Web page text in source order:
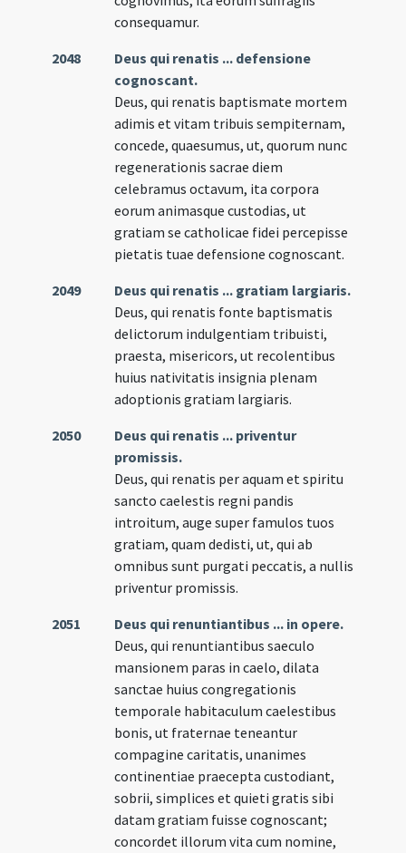
consequamur.
2048
Deus qui renatis ... defensione
cognoscant.
Deus, qui renatis baptismate mortem
adimis et vitam tribuis sempiternam,
concede, quaesumus, ut, quorum nunc
regenerationis sacrae diem
celebramus octavum, ita corpora
eorum animasque custodias, ut
gratiam se catholicae fidei percepisse
pietatis tuae defensione cognoscant.
2049
Deus qui renatis ... gratiam largiaris.
Deus, qui renatis fonte baptismatis
delictorum indulgentiam tribuisti,
praesta, misericors, ut recolentibus
huius nativitatis insignia plenam
adoptionis gratiam largiaris.
2050
Deus qui renatis ... priventur
promissis.
Deus, qui renatis per aquam et spiritu
sancto caelestis regni pandis
introitum, auge super famulos tuos
gratiam, quam dedisti, ut, qui ab
omnibus sunt purgati peccatis, a nullis
priventur promissis.
2051
Deus qui renuntiantibus ... in opere.
Deus, qui renuntiantibus saeculo
mansionem paras in caelo, dilata
sanctae huius congregationis
temporale habitaculum caelestibus
bonis, ut fraternae teneantur
compagine caritatis, unanimes
continentiae praecepta custodiant,
sobrii, simplices et quieti gratis sibi
datam gratiam fuisse cognoscant;
concordet illorum vita cum nomine,